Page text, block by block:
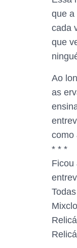
que a
cada
que
Ao
as
como
* * *
Ficou